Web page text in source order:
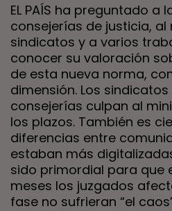
EL PAÍS ha preguntado a
consejerías de justicia, al
sindicatos y a varios
conocer su valoración
de esta nueva norma,
dimensión. Los
consejerías culpan al
los plazos. También es
diferencias entre
estaban más
sido primordial para que
meses los juzgados
fase no sufrieran “el